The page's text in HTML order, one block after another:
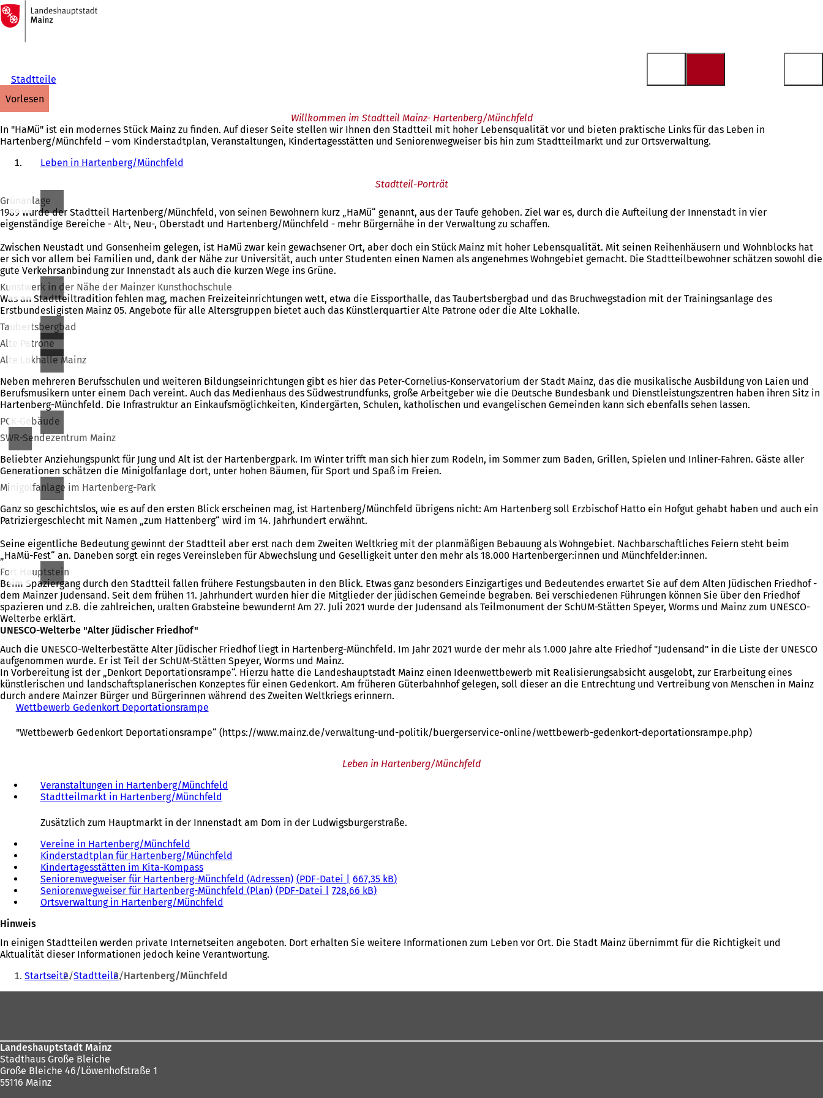
Inhalt anspringen
Zur
Startseite
Stadtteile
vorlesen
Willkommen im Stadtteil Mainz- Hartenberg/Münchfeld
In "HaMü" ist ein modernes Stück Mainz zu finden. Auf dieser Seite stellen wir Ihnen den Stadtteil mit hoher Lebensqualität vor und bieten praktische Links für das Leben in
Hartenberg/Münchfeld – vom Kinderstadtplan, Veranstaltungen, Kindertagesstätten und Seniorenwegweiser bis hin zum Stadtteilmarkt und zur Ortsverwaltung.
Leben in Hartenberg/Münchfeld
Stadtteil-Porträt
Grünanlage
1989 wurde der Stadtteil Hartenberg/Münchfeld, von seinen Bewohnern kurz „HaMü“ genannt, aus der Taufe gehoben. Ziel war es, durch die Aufteilung der Innenstadt in vier
eigenständige Bereiche - Alt-, Neu-, Oberstadt und Hartenberg/Münchfeld - mehr Bürgernähe in der Verwaltung zu schaffen.
Zwischen Neustadt und Gonsenheim gelegen, ist HaMü zwar kein gewachsener Ort, aber doch ein Stück Mainz mit hoher Lebensqualität. Mit seinen Reihenhäusern und Wohnblocks hat
er sich vor allem bei Familien und, dank der Nähe zur Universität, auch unter Studenten einen Namen als angenehmes Wohngebiet gemacht. Die Stadtteilbewohner schätzen sowohl die
gute Verkehrsanbindung zur Innenstadt als auch die kurzen Wege ins Grüne.
Kunstwerk in der Nähe der Mainzer Kunsthochschule
Was an Stadtteiltradition fehlen mag, machen Freizeiteinrichtungen wett, etwa die Eissporthalle, das Taubertsbergbad und das Bruchwegstadion mit der Trainingsanlage des
Erstbundesligisten Mainz 05. Angebote für alle Altersgruppen bietet auch das Künstlerquartier Alte Patrone oder die Alte Lokhalle.
Taubertsbergbad
Alte Patrone
Alte Lokhalle Mainz
Neben mehreren Berufsschulen und weiteren Bildungseinrichtungen gibt es hier das Peter-Cornelius-Konservatorium der Stadt Mainz, das die musikalische Ausbildung von Laien und
Berufsmusikern unter einem Dach vereint. Auch das Medienhaus des Südwestrundfunks, große Arbeitgeber wie die Deutsche Bundesbank und Dienstleistungszentren haben ihren Sitz in
Hartenberg-Münchfeld. Die Infrastruktur an Einkaufsmöglichkeiten, Kindergärten, Schulen, katholischen und evangelischen Gemeinden kann sich ebenfalls sehen lassen.
PCK-Gebäude
SWR-Sendezentrum Mainz
Beliebter Anziehungspunkt für Jung und Alt ist der Hartenbergpark. Im Winter trifft man sich hier zum Rodeln, im Sommer zum Baden, Grillen, Spielen und Inliner-Fahren. Gäste aller
Generationen schätzen die Minigolfanlage dort, unter hohen Bäumen, für Sport und Spaß im Freien.
Minigolfanlage im Hartenberg-Park
Ganz so geschichtslos, wie es auf den ersten Blick erscheinen mag, ist Hartenberg/Münchfeld übrigens nicht: Am Hartenberg soll Erzbischof Hatto ein Hofgut gehabt haben und auch ein
Patriziergeschlecht mit Namen „zum Hattenberg“ wird im 14. Jahrhundert erwähnt.
Seine eigentliche Bedeutung gewinnt der Stadtteil aber erst nach dem Zweiten Weltkrieg mit der planmäßigen Bebauung als Wohngebiet. Nachbarschaftliches Feiern steht beim
„HaMü-Fest“ an. Daneben sorgt ein reges Vereinsleben für Abwechslung und Geselligkeit unter den mehr als 18.000 Hartenberger:innen und Münchfelder:innen.
Fort Hauptstein
Beim Spaziergang durch den Stadtteil fallen frühere Festungsbauten in den Blick. Etwas ganz besonders Einzigartiges und Bedeutendes erwartet Sie auf dem Alten Jüdischen Friedhof -
dem Mainzer Judensand. Seit dem frühen 11. Jahrhundert wurden hier die Mitglieder der jüdischen Gemeinde begraben. Bei verschiedenen Führungen können Sie über den Friedhof
spazieren und z.B. die zahlreichen, uralten Grabsteine bewundern! Am 27. Juli 2021 wurde der Judensand als Teilmonument der SchUM-Stätten Speyer, Worms und Mainz zum UNESCO-
Welterbe erklärt.
UNESCO-Welterbe "Alter Jüdischer Friedhof"
Auch die UNESCO-Welterbestätte Alter Jüdischer Friedhof liegt in Hartenberg-Münchfeld. Im Jahr 2021 wurde der mehr als 1.000 Jahre alte Friedhof "Judensand" in die Liste der UNESCO
aufgenommen wurde. Er ist Teil der SchUM-Stätten Speyer, Worms und Mainz.
In Vorbereitung ist der „Denkort Deportationsrampe“. Hierzu hatte die Landeshauptstadt Mainz einen Ideenwettbewerb mit Realisierungsabsicht ausgelobt, zur Erarbeitung eines
künstlerischen und landschaftsplanerischen Konzeptes für einen Gedenkort. Am früheren Güterbahnhof gelegen, soll dieser an die Entrechtung und Vertreibung von Menschen in Mainz
durch andere Mainzer Bürger und Bürgerinnen während des Zweiten Weltkriegs erinnern.
Wettbewerb Gedenkort Deportationsrampe
"Wettbewerb Gedenkort Deportationsrampe“ (https://www.mainz.de/verwaltung-und-politik/buergerservice-online/wettbewerb-gedenkort-deportationsrampe.php)
Leben in Hartenberg/Münchfeld
Veranstaltungen in Hartenberg/Münchfeld
Stadtteilmarkt in Hartenberg/Münchfeld
Zusätzlich zum Hauptmarkt in der Innenstadt am Dom in der Ludwigsburgerstraße.
Vereine in Hartenberg/Münchfeld
Kinderstadtplan für Hartenberg/Münchfeld
Kindertagesstätten im Kita-Kompass
Seniorenwegweiser für Hartenberg-Münchfeld (Adressen) PDF-Datei
667,35 kB
Seniorenwegweiser für Hartenberg-Münchfeld (Plan) PDF-Datei
728,66 kB
Ortsverwaltung in Hartenberg/Münchfeld
Hinweis
In einigen Stadtteilen werden private Internetseiten angeboten. Dort erhalten Sie weitere Informationen zum Leben vor Ort. Die Stadt Mainz übernimmt für die Richtigkeit und
Aktualität dieser Informationen jedoch keine Verantwortung.
Sie
befinden
Startseite Stadtteile Hartenberg/Münchfeld
Landeshauptstadt Mainz
Stadthaus Große Bleiche
Große Bleiche 46/Löwenhofstraße 1
55116 Mainz